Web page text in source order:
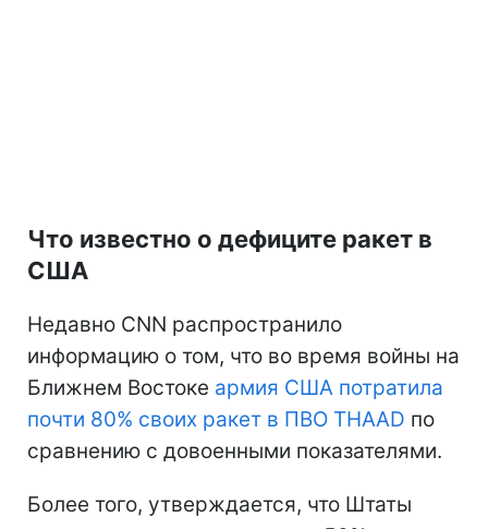
Что известно о дефиците ракет в
США
Недавно CNN распространило
информацию о том, что во время войны на
Ближнем Востоке армия США потратила
почти 80% своих ракет в ПВО THAAD по
сравнению с довоенными показателями.
Более того, утверждается, что Штаты